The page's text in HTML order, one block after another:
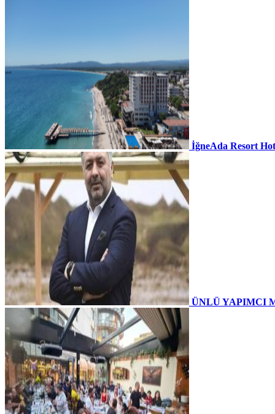
İğneAda Resort
ÜNLÜ YAPIMCI